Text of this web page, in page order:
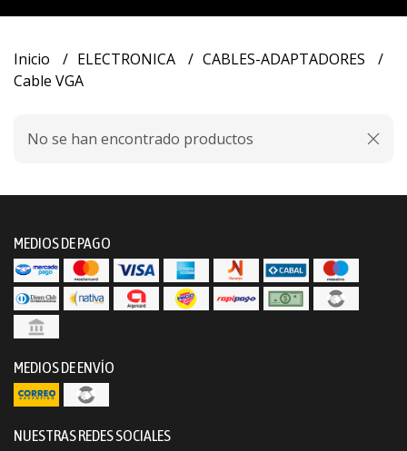
Inicio ELECTRONICA
CABLES-ADAPTADORES
Cable VGA
No se han encontrado productos
MEDIOS DE PAGO
MEDIOS DE ENVÍO
NUESTRAS REDES SOCIALES